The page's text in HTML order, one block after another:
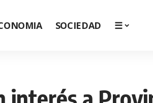
SOCIEDAD ☰